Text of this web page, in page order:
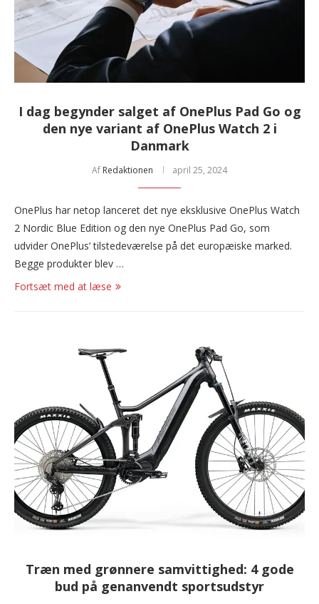
I dag begynder salget af OnePlus Pad Go og
den nye variant af OnePlus Watch 2 i
Danmark
Af Redaktionen april 25, 2024
OnePlus har netop lanceret det nye eksklusive OnePlus Watch
2 Nordic Blue Edition og den nye OnePlus Pad Go, som
udvider OnePlus’ tilstedeværelse på det europæiske marked.
Begge produkter blev …
Fortsæt med at læse
Træn med grønnere samvittighed: 4 gode
bud på genanvendt sportsudstyr